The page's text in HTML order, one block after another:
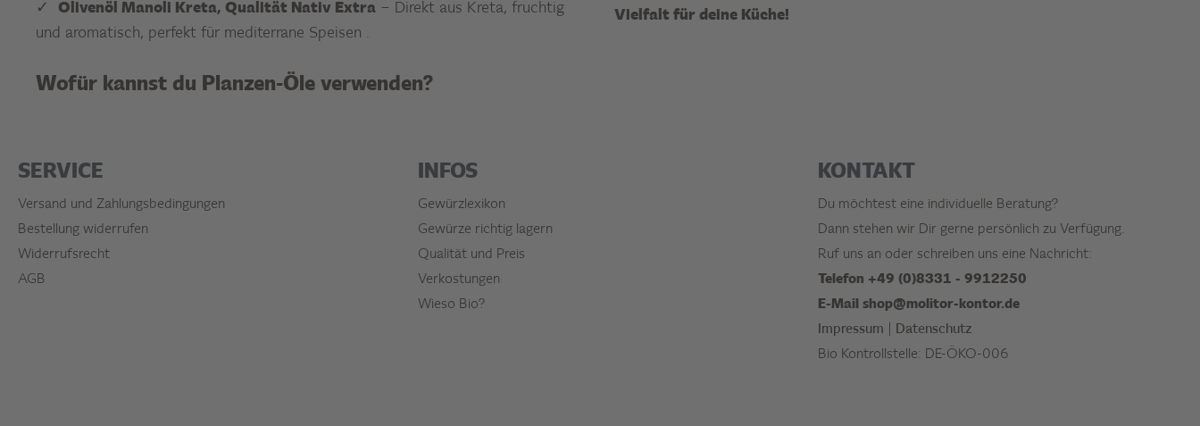
Olivenöl Manoli Kreta, Qualität Nativ Extra – Direkt aus Kreta, fruchtig
und aromatisch, perfekt für mediterrane Speisen .
Wofür kannst du Planzen-Öle verwenden?
Vielfalt für deine Küche!
KONTAKT
Du möchtest eine individuelle Beratung?
Dann stehen wir Dir gerne persönlich zu Verfügung.
Ruf uns an oder schreiben uns eine Nachricht:
Telefon +49 (0)8331 - 9912250
E-Mail shop@molitor-kontor.de
Impressum
Datenschutz
Bio Kontrollstelle: DE-ÖKO-006
SERVICE
Versand und Zahlungsbedingungen
Bestellung widerrufen
Widerrufsrecht
AGB
INFOS
Gewürzlexikon
Gewürze richtig lagern
Qualität und Preis
Verkostungen
Wieso Bio?